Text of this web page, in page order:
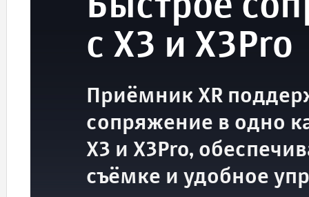
Быстрое
с X3 и X3Pro
Приёмник XR
сопряжение в одно
X3 и X3Pro,
съёмке и удобное